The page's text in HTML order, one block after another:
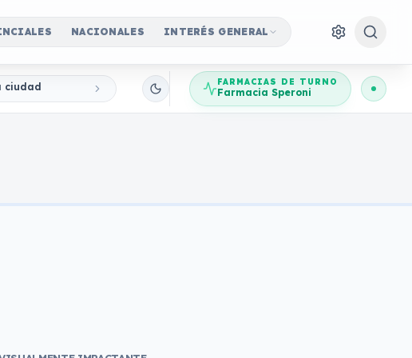
NACIONALES INTERÉS GENERAL
ciudad FARMACIAS DE TURNO
Farmacia Speroni